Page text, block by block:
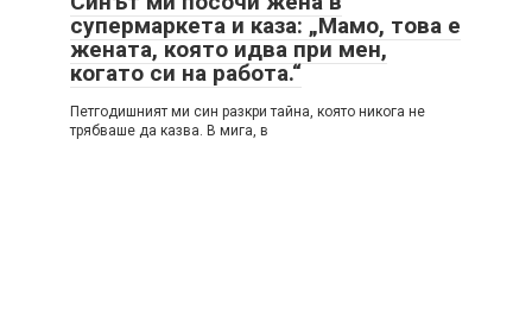
супермаркета и каза: „Мамо, това е
жената, която идва при мен,
когато си на работа.“
Петгодишният ми син разкри тайна, която никога не
трябваше да казва. В мига, в